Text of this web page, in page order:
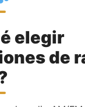
elegir
de